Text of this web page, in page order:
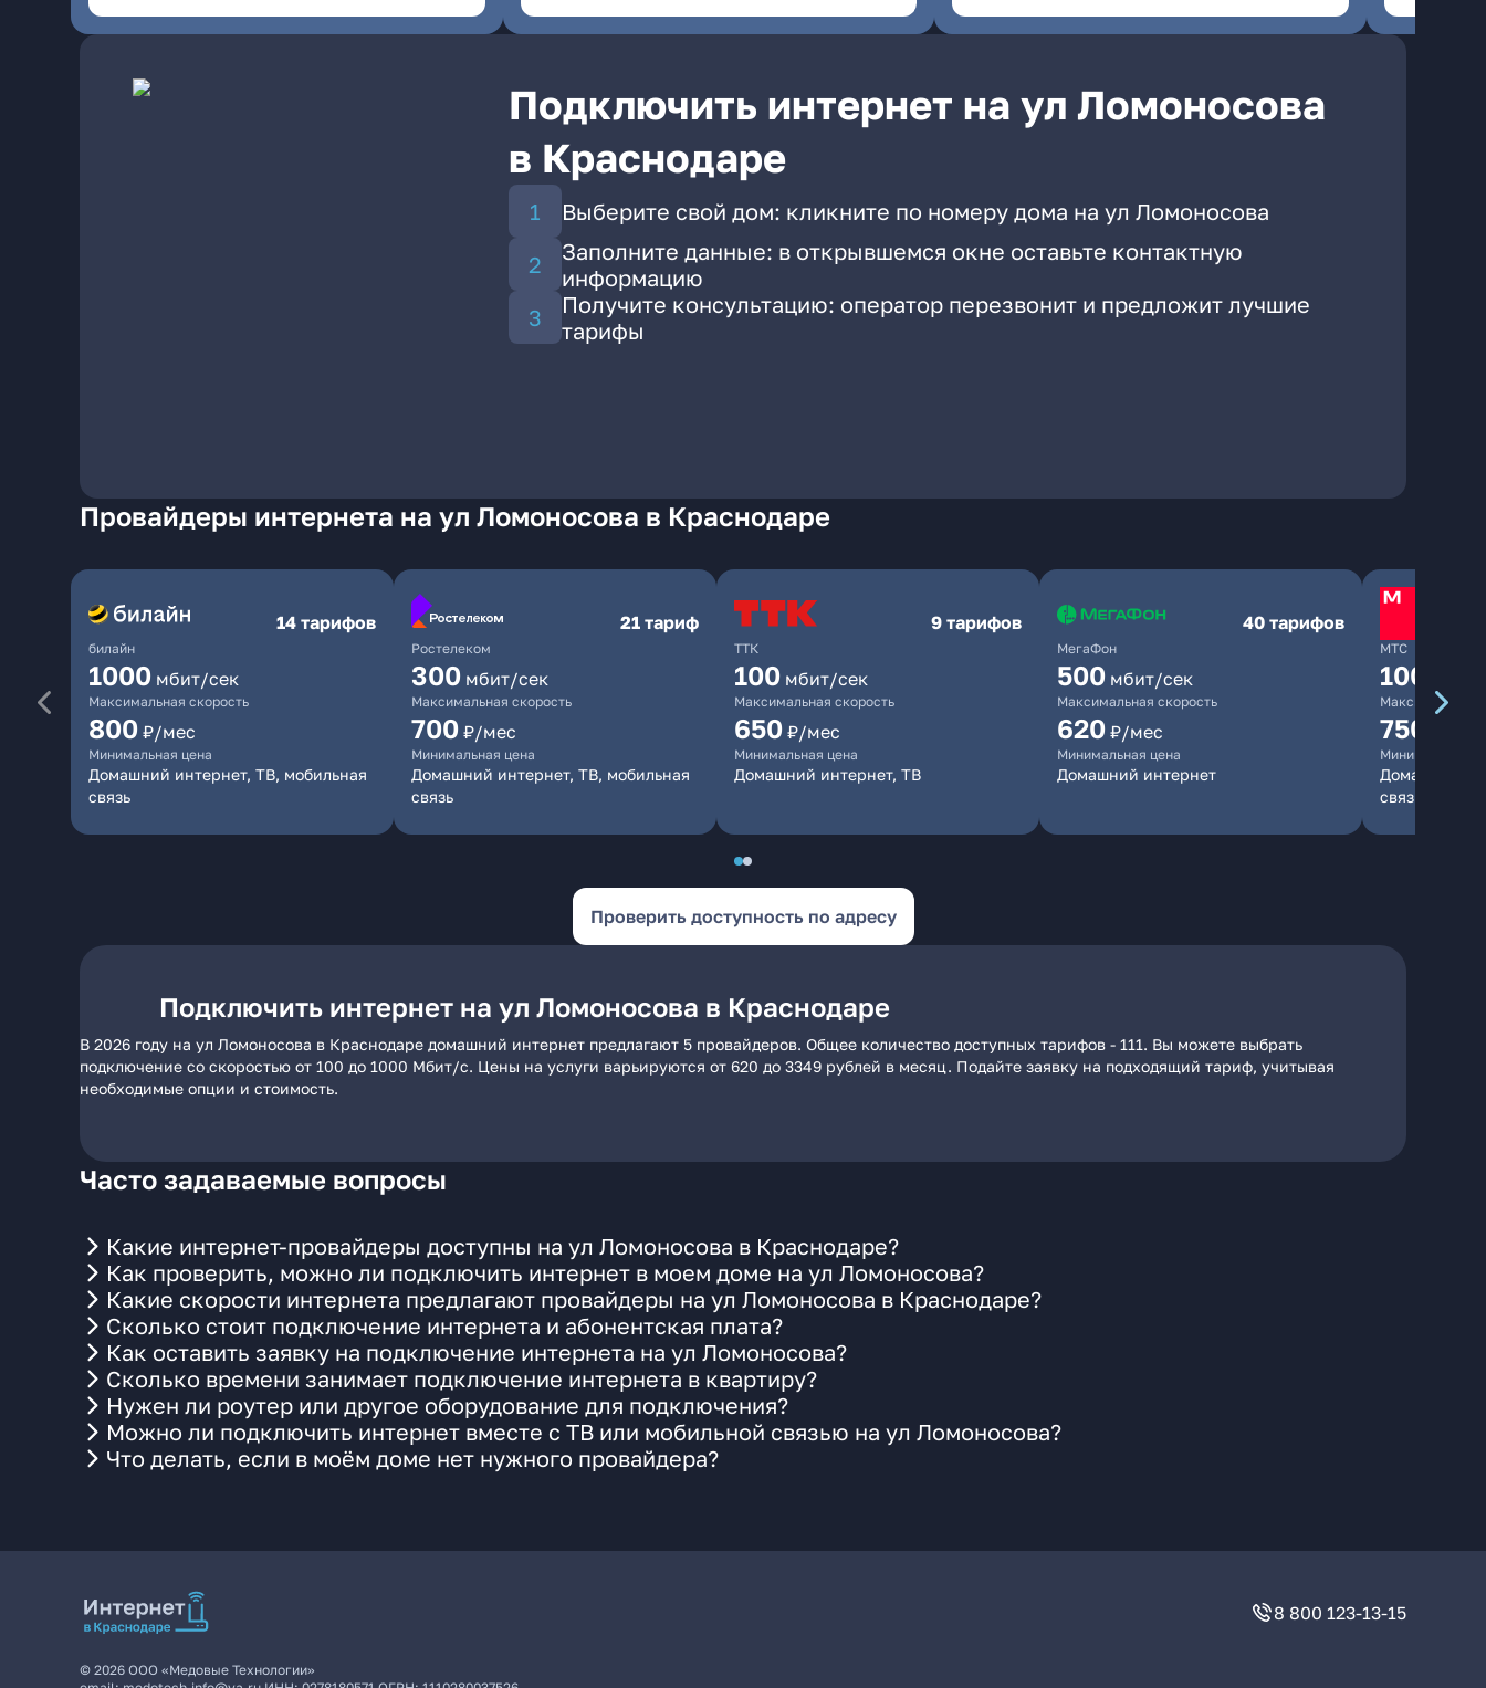
Подключить интернет на ул Ломоносова
в Краснодаре
Выберите свой дом: кликните по номеру дома на ул Ломоносова
Заполните данные: в открывшемся окне оставьте контактную
информацию
Получите консультацию: оператор перезвонит и предложит лучшие
тарифы
Провайдеры интернета на ул Ломоносова в Краснодаре
билайн
14 тарифов
1000 мбит/сек
Максимальная скорость
800 ₽/мес
Минимальная цена
Домашний интернет, ТВ, мобильная
связь
Ростелеком
21 тариф
300 мбит/сек
Максимальная скорость
700 ₽/мес
Минимальная цена
Домашний интернет, ТВ, мобильная
связь
ТТК
9 тарифов
100 мбит/сек
Максимальная скорость
650 ₽/мес
Минимальная цена
Домашний интернет, ТВ
МегаФон
40 тарифов
500 мбит/сек
Максимальная скорость
620 ₽/мес
Минимальная цена
Домашний интернет
МТС
1000
Максимальная
750
Минимальная
Домашний
связь
Проверить доступность по адресу
Подключить интернет на ул Ломоносова в Краснодаре
В 2026 году на ул Ломоносова в Краснодаре домашний интернет предлагают 5 провайдеров. Общее количество доступных тарифов - 111. Вы можете выбрать
подключение со скоростью от 100 до 1000 Мбит/с. Цены на услуги варьируются от 620 до 3349 рублей в месяц. Подайте заявку на подходящий тариф, учитывая
необходимые опции и стоимость.
Часто задаваемые вопросы
Какие интернет-провайдеры доступны на ул Ломоносова в Краснодаре?
Как проверить, можно ли подключить интернет в моем доме на ул Ломоносова?
Какие скорости интернета предлагают провайдеры на ул Ломоносова в Краснодаре?
Сколько стоит подключение интернета и абонентская плата?
Как оставить заявку на подключение интернета на ул Ломоносова?
Сколько времени занимает подключение интернета в квартиру?
Нужен ли роутер или другое оборудование для подключения?
Можно ли подключить интернет вместе с ТВ или мобильной связью на ул Ломоносова?
Что делать, если в моём доме нет нужного провайдера?
8 800 123-13-15
© 2026 ООО «Медовые Технологии»